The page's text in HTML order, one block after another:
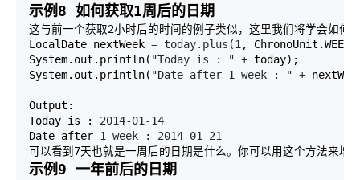
示例8 如何获取1周后的日期
这与前一个获取2小时后的时间的例子类似，这里我们将学会如
LocalDate nextWeek = today.plus(1 ,
System.out.println( "Today is : " + today);
System.out.println( "Date after 1 week : " +
Output:
Today is : 2014-01-14
Date after 1 week : 2014-01-21
可以看到7天也就是一周后的日期是什么。你可以用这个方法来
示例9 一年前后的日期